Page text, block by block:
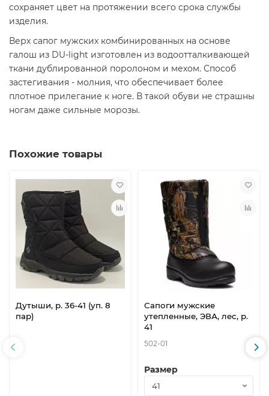
сохраняет цвет на протяжении всего срока службы
изделия.
Верх сапог мужских комбинированных на основе
галош из DU-light изготовлен из водоотталкивающей
ткани дублированной поролоном и мехом. Способ
застегивания - молния, что обеспечивает более
плотное прилегание к ноге. В такой обуви не страшны
ногам даже сильные морозы.
Похожие товары
Дутыши, р. 36-41 (уп. 8
пар)
Сапоги мужские
утепленные, ЭВА, лес, р.
41
502-01
Размер